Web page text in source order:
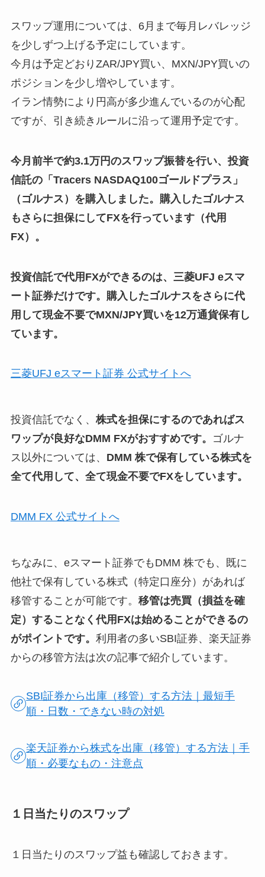
スワップ運用については、6月まで毎月レバレッジ
を少しずつ上げる予定にしています。
今月は予定どおりZAR/JPY買い、MXN/JPY買いの
ポジションを少し増やしています。
イラン情勢により円高が多少進んでいるのが心配
ですが、引き続きルールに沿って運用予定です。
今月前半で約3.1万円のスワップ振替を行い、投資
信託の「Tracers NASDAQ100ゴールドプラス」
（ゴルナス）を購入しました。購入したゴルナス
もさらに担保にしてFXを行っています（代用
FX）
。
投資信託で代用FXができるのは、三菱UFJ eスマ
ート証券だけです。購入したゴルナスをさらに代
用して現金不要でMXN/JPY買いを12万通貨保有し
ています。
三菱UFJ eスマート証券 公式サイトへ
投資信託でなく、 株式を担保にするのであればス
ワップが良好なDMM FXがおすすめです。
ゴルナ
ス以外については、 DMM 株で保有している株式を
全て代用して、全て現金不要でFXをしています。
DMM FX 公式サイトへ
ちなみに、eスマート証券でもDMM 株でも、既に
他社で保有している株式（特定口座分）があれば
移管することが可能です。 移管は売買（損益を確
定）することなく代用FXは始めることができるの
がポイントです。 利用者の多いSBI証券、楽天証券
からの移管方法は次の記事で紹介しています。
SBI証券から出庫（移管）する方法｜最短手
順・日数・できない時の対処
楽天証券から株式を出庫（移管）する方法｜手
順・必要なもの・注意点
１日当たりのスワップ
１日当たりのスワップ益も確認しておきます。